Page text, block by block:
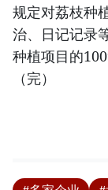
规定对荔枝种
治、日记记录
种植项目的
（完）